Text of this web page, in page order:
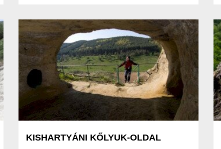
KISHARTYÁNI KŐLYUK-OLDAL